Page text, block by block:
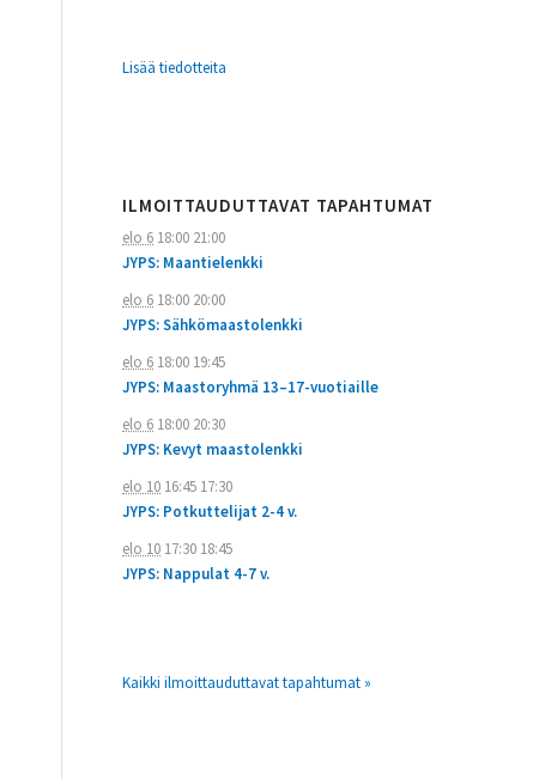
Lisää tiedotteita
ILMOITTAUDUTTAVAT TAPAHTUMAT
elo 6 18:00 21:00
JYPS: Maantielenkki
elo 6 18:00 20:00
JYPS: Sähkömaastolenkki
elo 6 18:00 19:45
JYPS: Maastoryhmä 13–17-vuotiaille
elo 6 18:00 20:30
JYPS: Kevyt maastolenkki
elo 10 16:45 17:30
JYPS: Potkuttelijat 2-4 v.
elo 10 17:30 18:45
JYPS: Nappulat 4-7 v.
Kaikki ilmoittauduttavat tapahtumat »